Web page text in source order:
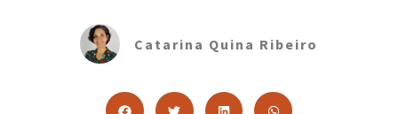
Catarina Quina Ribeiro